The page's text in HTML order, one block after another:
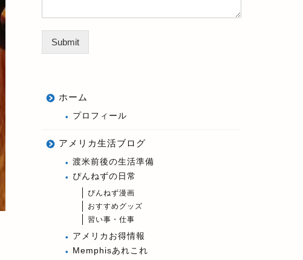
Submit
ホーム
プロフィール
アメリカ生活ブログ
渡米前後の生活準備
ぴんねずの日常
ぴんねず漫画
おすすめグッズ
習い事・仕事
アメリカお得情報
Memphisあれこれ